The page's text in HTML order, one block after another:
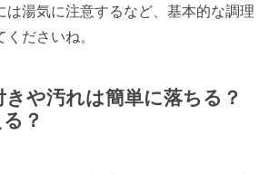
は湯気に注意するなど、基本的な調理
ださいね。
きや汚れは簡単に落ちる？
？